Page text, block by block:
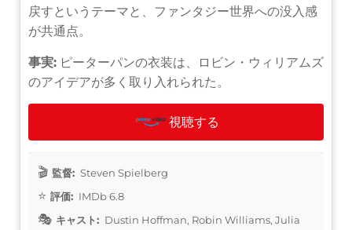
戻すというテーマと、ファンタジー世界への没入感
が共通点。
事実: ピーターパンの衣装は、ロビン・ウィリアムズ
のアイデアが多く取り入れられた。
視聴する
監督: Steven Spielberg
評価: IMDb 6.8
キャスト: Dustin Hoffman, Robin Williams, Julia